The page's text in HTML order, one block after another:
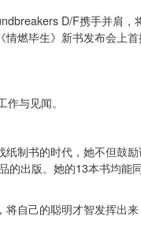
D/F携手并肩，
情燃毕生》新书发布会上
与见闻。
制书的时代，她不但鼓
出版。她的13本书均能
自己的聪明才智发挥出